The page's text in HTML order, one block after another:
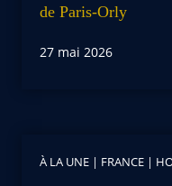
de Paris-Orly
27 mai 2026
À LA UNE | FRANCE |